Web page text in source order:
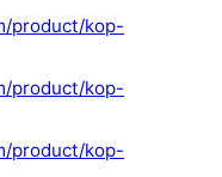
product/kop-
product/kop-
product/kop-